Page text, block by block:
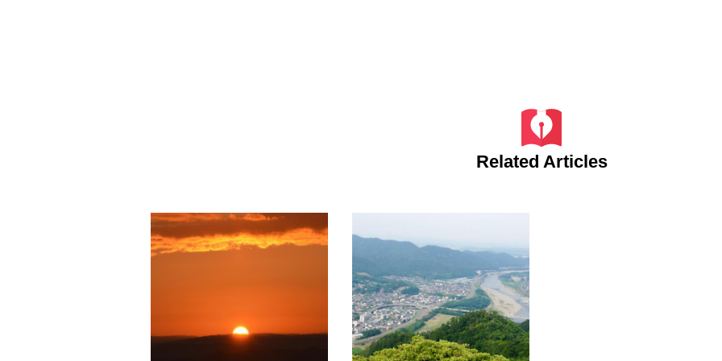
Related Articles